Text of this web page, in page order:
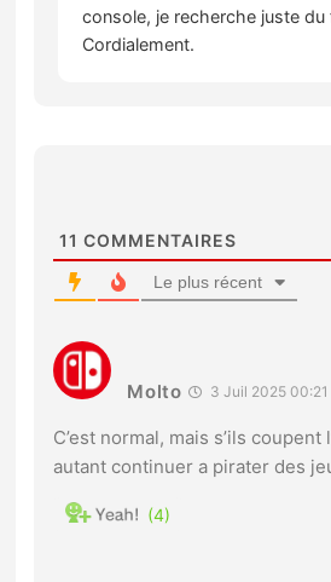
console, je recherche juste du
Cordialement.
11 COMMENTAIRES
Le plus récent
Molto 3 Juil 2025 00:21
C’est normal, mais s’ils coupent
autant continuer a pirater des
4